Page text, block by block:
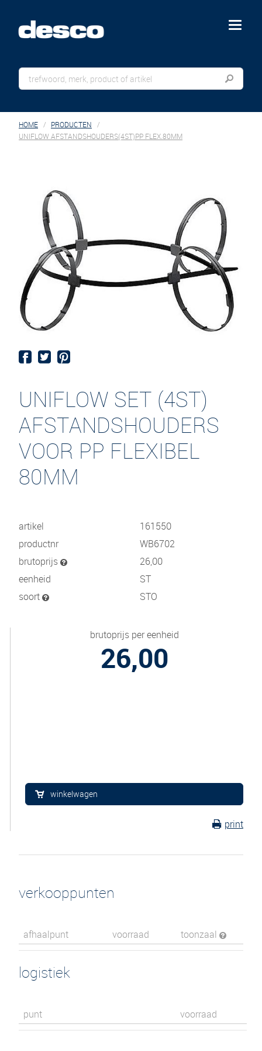
menu
HOME
PRODUCTEN
UNIFLOW AFSTANDSHOUDERS(4ST)PP FLEX.80MM
UNIFLOW SET (4ST)
AFSTANDSHOUDERS
VOOR PP FLEXIBEL
80MM
artikel
161550
productnr
WB6702
brutoprijs
26,00
eenheid
ST
soort
STO
brutoprijs per eenheid
26,00
winkelwagen
print
verkooppunten
afhaalpunt voorraad toonzaal
logistiek
punt voorraad